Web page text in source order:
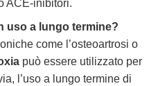
ACE-inibitori.
uso a lungo termine?
come l’osteoartrosi o
può essere utilizzato per
l’uso a lungo termine di